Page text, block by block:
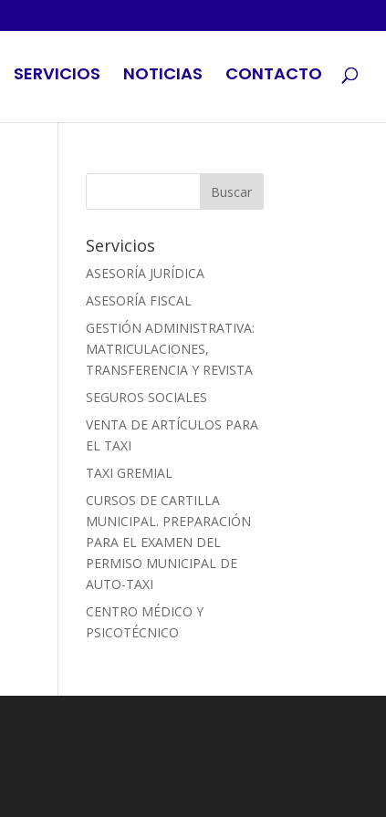
SERVICIOS NOTICIAS CONTACTO
Servicios
ASESORÍA JURÍDICA
ASESORÍA FISCAL
GESTIÓN ADMINISTRATIVA:
MATRICULACIONES,
TRANSFERENCIA Y REVISTA
SEGUROS SOCIALES
VENTA DE ARTÍCULOS PARA
EL TAXI
TAXI GREMIAL
CURSOS DE CARTILLA
MUNICIPAL. PREPARACIÓN
PARA EL EXAMEN DEL
PERMISO MUNICIPAL DE
AUTO-TAXI
CENTRO MÉDICO Y
PSICOTÉCNICO